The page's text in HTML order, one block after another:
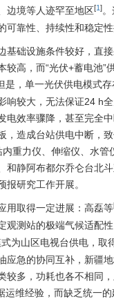
边境等人迹罕至地区[1]
靠性、持续性和稳定性
基础设施条件较好，直
高，而“光伏+蓄电池
是，单一光伏供电模式
响较大，无法保证24 h
电效率骤降，甚至完全
，造成台站供电中断，
重力仪、伸缩仪、水
和静阿布都尔乔仑台北
研究工作开展。
用取得一定进展：高磊等
观测站的极端气候适配
为山区电视台供电，取
应急的协同互补，新疆
较多，功耗也各不相同
运维经验，而缺乏统一